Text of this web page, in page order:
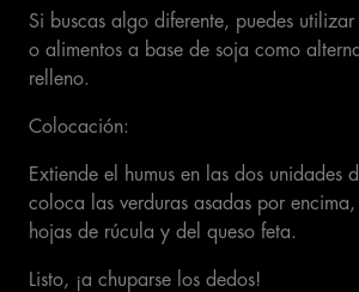
Si buscas algo diferente, puedes utilizar
o alimentos a base de soja como
relleno.
Colocación:
Extiende el humus en las dos unidades
coloca las verduras asadas por
hojas de rúcula y del queso feta.
Listo, ¡a chuparse los dedos!